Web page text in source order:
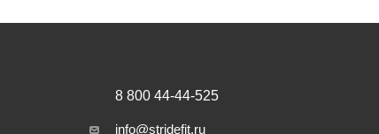
8 800 44-44-525
info@stridefit.ru